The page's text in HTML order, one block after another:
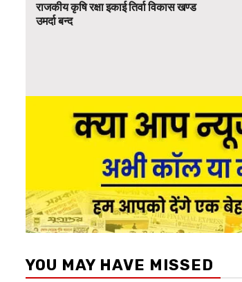
राजकीय कृषि रक्षा इकाई तिर्वा विकास खण्ड
उमर्दा बन्द
YOU MAY HAVE MISSED